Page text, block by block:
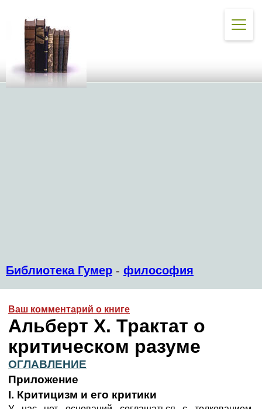
Библиотека Гумер - философия
Ваш комментарий о книге
Альберт Х. Трактат о
критическом разуме
ОГЛАВЛЕНИЕ
Приложение
I. Критицизм и его критики